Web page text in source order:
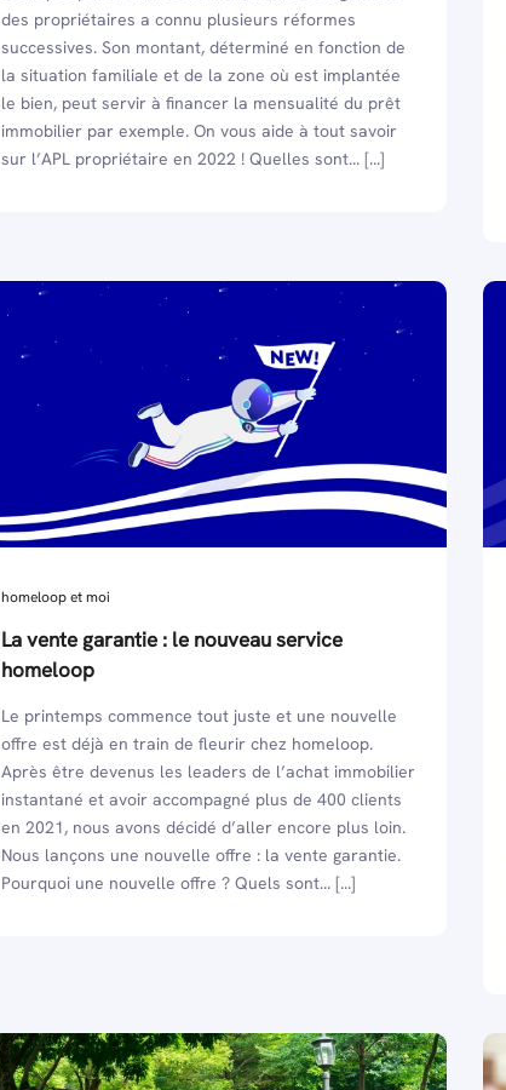
des propriétaires a connu plusieurs réformes
successives. Son montant, déterminé en fonction de
la situation familiale et de la zone où est implantée
le bien, peut servir à financer la mensualité du prêt
immobilier par exemple. On vous aide à tout savoir
sur l’APL propriétaire en 2022 ! Quelles sont... [...]
homeloop et moi
La vente garantie : le nouveau service
homeloop
Le printemps commence tout juste et une nouvelle
offre est déjà en train de fleurir chez homeloop.
Après être devenus les leaders de l’achat immobilier
instantané et avoir accompagné plus de 400 clients
en 2021, nous avons décidé d’aller encore plus loin.
Nous lançons une nouvelle offre : la vente garantie.
Pourquoi une nouvelle offre ? Quels sont... [...]